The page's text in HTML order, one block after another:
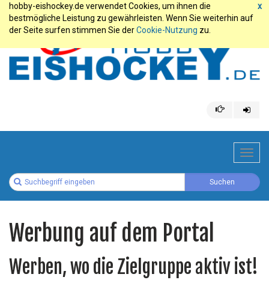
x
hobby-eishockey.de verwendet Cookies, um ihnen die
bestmögliche Leistung zu gewährleisten. Wenn Sie weiterhin auf
der Seite surfen stimmen Sie derCookie-Nutzung zu.
Werbung auf dem Portal
Werben, wo die Zielgruppe aktiv ist!